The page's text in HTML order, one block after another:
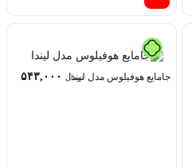
جامایع هوفیلوس مدل لیندا
تومان